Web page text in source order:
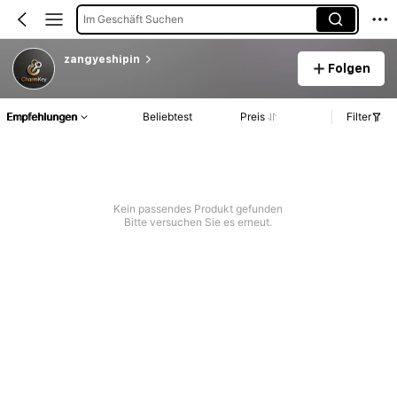
Im Geschäft Suchen
zangyeshipin
Folgen
Empfehlungen Beliebtest Preis Filter
Kein passendes Produkt gefunden
Bitte versuchen Sie es erneut.